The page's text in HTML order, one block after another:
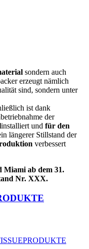
sondern auch
erzeugt nämlich
sind, sondern unter
ist dank
der
installiert und für den
längerer Stillstand der
verbessert
Miami ab dem 31.
Nr. XXX.